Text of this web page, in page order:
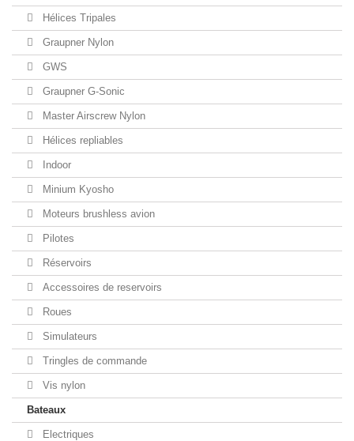
Hélices Tripales
Graupner Nylon
GWS
Graupner G-Sonic
Master Airscrew Nylon
Hélices repliables
Indoor
Minium Kyosho
Moteurs brushless avion
Pilotes
Réservoirs
Accessoires de reservoirs
Roues
Simulateurs
Tringles de commande
Vis nylon
Bateaux
Electriques